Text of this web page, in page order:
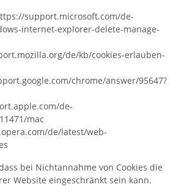
support.microsoft.com/de-
internet-explorer-delete-manage-
de/kb/cookies-erlauben-
chrome/answer/95647?
de-
mac
de/latest/web-
bei Nichtannahme von Cookies die
Website eingeschränkt sein kann.